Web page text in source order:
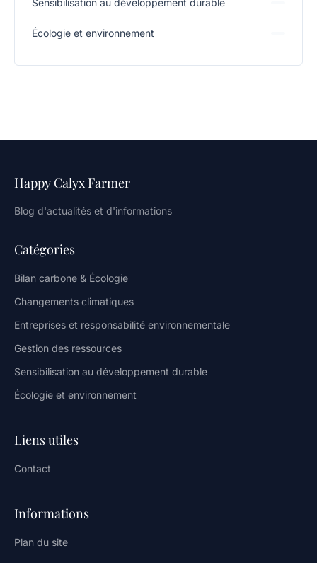
Sensibilisation au développement durable
Écologie et environnement
Happy Calyx Farmer
Blog d'actualités et d'informations
Catégories
Bilan carbone & Écologie
Changements climatiques
Entreprises et responsabilité environnementale
Gestion des ressources
Sensibilisation au développement durable
Écologie et environnement
Liens utiles
Contact
Informations
Plan du site